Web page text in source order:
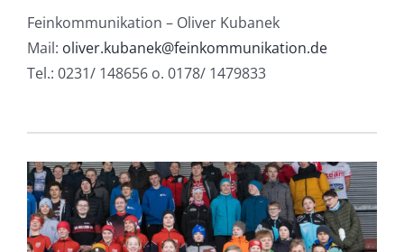
Feinkommunikation – Oliver Kubanek
Mail: oliver.kubanek@feinkommunikation.de
Tel.: 0231/ 148656 o. 0178/ 1479833